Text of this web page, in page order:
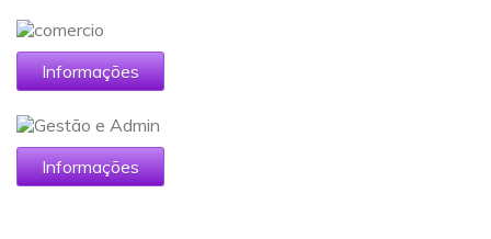
Informações
Informações